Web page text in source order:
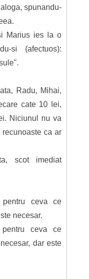
spunandu-
Marius ies la o
si (afectuos):
Radu, Mihai,
cate 10 lei,
Niciunul nu va
ca ar
scot imediat
ceva ce
necesar.
ceva ce
dar este